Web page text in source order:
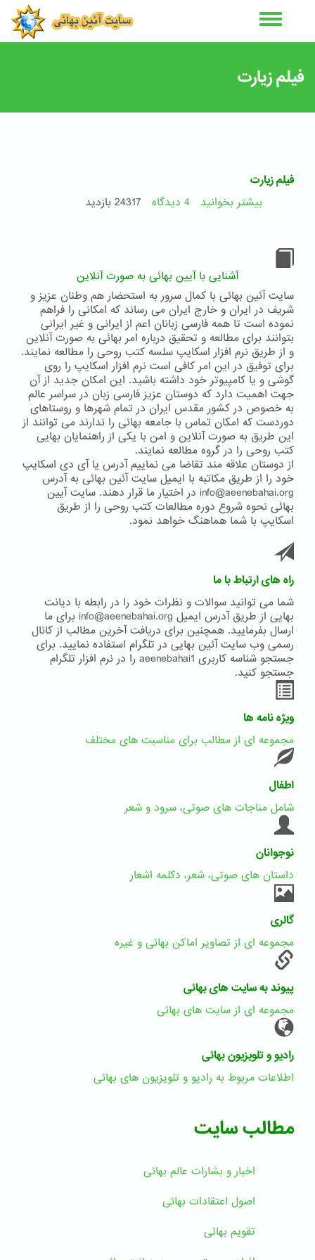
فیلم زیارت
فیلم زیارت
بیشتر بخوانید درباره
4 دیدگاه 24317 بازدید
آشنایی با آیین بهائی به صورت آنلاین
سایت آئین بهائی با کمال سرور به استحضار هم وطنان عزیز و
شریف در ایران و خارج ایران می رساند که امکانی را فراهم
نموده است تا همه فارسی زبانان اعم از ایرانی و غیر ایرانی
بتوانند برای مطالعه و تحقیق درباره امر بهائی به صورت آنلاین
و از طریق نرم افزار اسکایپ سلسه کتب روحی را مطالعه نمایند.
برای توفیق در این امر کافی است نرم افزار اسکایپ را روی
گوشی و یا کامپیوتر خود داشته باشید. این امکان جدید از آن
جهت اهمیت دارد که دوستان عزیز فارسی زبان در سراسر عالم
به خصوص در کشور مقدس ایران در تمام شهرها و روستاهای
دوردست که امکان تماس با جامعه بهائی را ندارند می توانند از
این طریق به صورت آنلاین و امن با یکی از راهنمایان بهایی
کتب روحی را در گروه مطالعه نمایند.
از دوستان علاقه مند تقاضا می نماییم آدرس یا آی دی اسکایپ
خود را از طریق مکاتبه با ایمیل سایت آئین بهائی به آدرس
info@aeenebahai.org در اختیار ما قرار دهند. سایت آیین
بهائی نحوه شروع دوره مطالعات کتب روحی را از طریق
اسکایپ با شما هماهنگ خواهد نمود.
راه های ارتباط با ما
شما می توانید سوالات و نظرات خود را در رابطه با دیانت
بهایی از طریق آدرس ایمیل info@aeenebahai.org برای ما
ارسال بفرمایید. همچنین برای دریافت آخرین مطالب از کانال
رسمی وب سایت آئین بهایی در تلگرام استفاده نمایید. برای
جستجو شناسه کاربری aeenebahai1 را در نرم افزار تلگرام
جستجو کنید.
ویژه نامه ها
مجموعه ای از مطالب برای مناسبت های مختلف
اطفال
شامل مناجات های صوتی، سرود و شعر
نوجوانان
داستان های صوتی، شعر، دکلمه اشعار
گالری
مجموعه ای از تصاویر اماکن بهائی و غیره
پیوند به سایت های بهائی
مجموعه ای از سایت های بهائی
رادیو و تلویزیون بهائی
اطلاعات مربوط به رادیو و تلویزیون های بهائی
مطالب سایت
اخبار و بشارات عالم بهائى
اصول اعتقادات بهائی
تقویم بهائی